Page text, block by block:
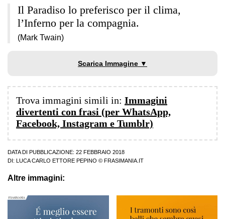
Il Paradiso lo preferisco per il clima,
l’Inferno per la compagnia.
(Mark Twain)
Scarica Immagine ▼
Trova immagini simili in: Immagini
divertenti con frasi (per WhatsApp,
Facebook, Instagram e Tumblr)
DATA DI PUBBLICAZIONE: 22 FEBBRAIO 2018
DI:
LUCA CARLO ETTORE PEPINO © FRASIMANIA.IT
Altre immagini: